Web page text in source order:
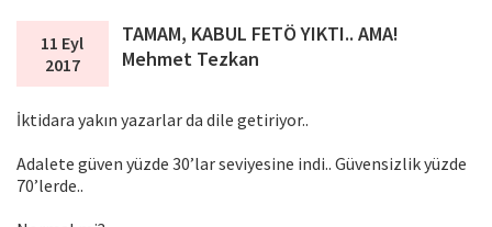
11 Eyl
2017
TAMAM, KABUL FETÖ YIKTI.. AMA!
Mehmet Tezkan
İktidara yakın yazarlar da dile getiriyor..
Adalete güven yüzde 30’lar seviyesine indi.. Güvensizlik yüzde
70’lerde..